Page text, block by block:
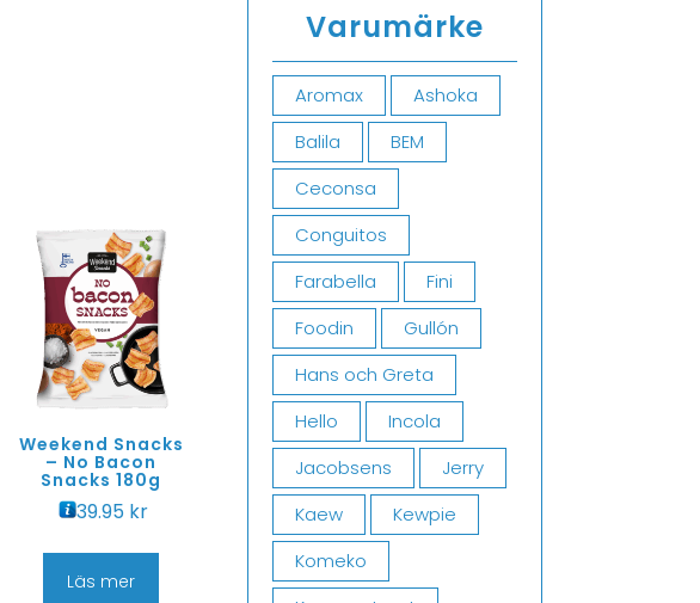
Weekend Snacks
– No Bacon
Snacks 180g
39.95 kr
Läs mer
Varumärke
Aromax
Ashoka
Balila
BEM
Ceconsa
Conguitos
Farabella
Fini
Foodin
Gullón
Hans och Greta
Hello
Incola
Jacobsens
Jerry
Kaew
Kewpie
Komeko